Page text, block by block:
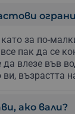
за по-
пак да се
влезе във
ви, възрастта
ако вали?